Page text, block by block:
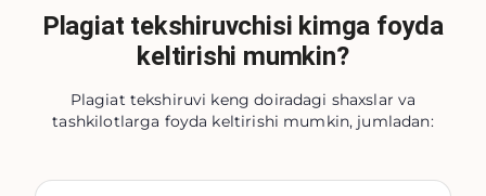
Plagiat tekshiruvchisi kimga foyda
keltirishi mumkin?
Plagiat tekshiruvi keng doiradagi shaxslar va
tashkilotlarga foyda keltirishi mumkin, jumladan: